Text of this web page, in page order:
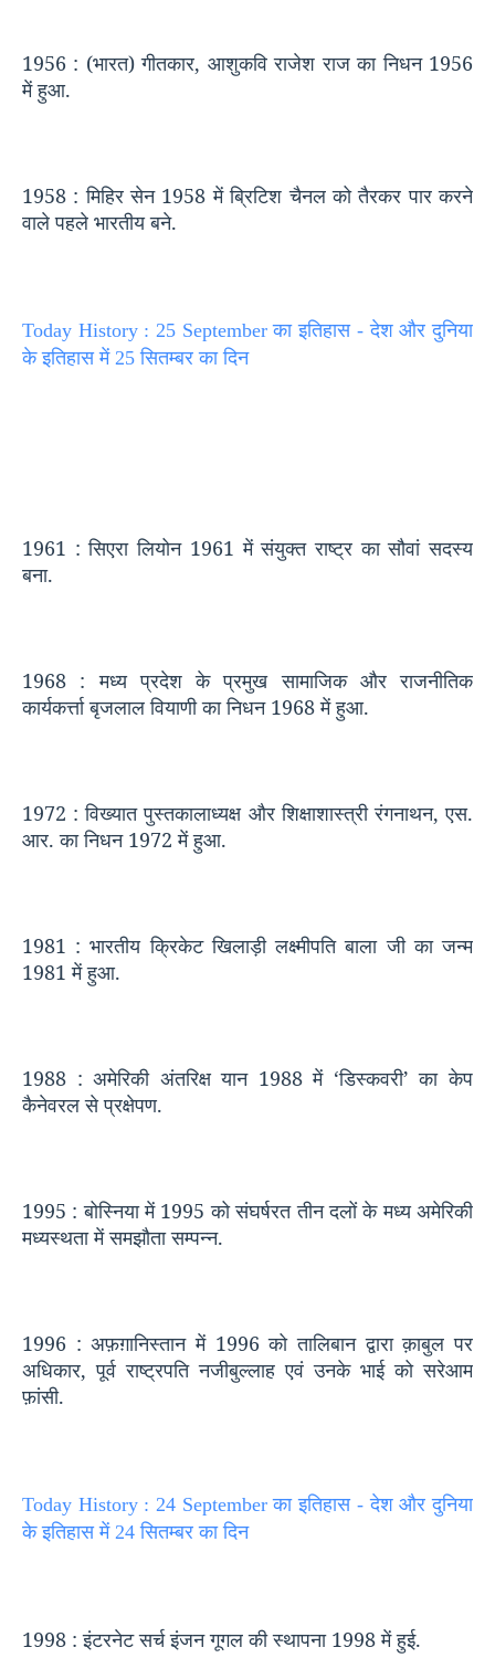
1956 : (भारत) गीतकार, आशुकवि राजेश राज का निधन 1956
में हुआ.
1958 :मिहिर सेन 1958 में ब्रिटिश चैनल को तैरकर पार करने
वाले पहले भारतीय बने.
Today History : 25 September का इतिहास - देश और दुनिया
के इतिहास में 25 सितम्बर का दिन
1961 :सिएरा लियोन 1961 में संयुक्त राष्ट्र का सौवां सदस्य
बना.
1968 :मध्य प्रदेश के प्रमुख सामाजिक और राजनीतिक
कार्यकर्त्ता बृजलाल वियाणी का निधन 1968में हुआ.
1972 :विख्यात पुस्तकालाध्यक्ष और शिक्षाशास्त्री रंगनाथन,एस.
आर. का निधन 1972 में हुआ.
1981 :भारतीय क्रिकेट खिलाड़ी लक्ष्मीपति बाला जी का जन्म
1981 में हुआ.
1988 :अमेरिकी अंतरिक्ष यान 1988में ‘डिस्कवरी’ का केप
कैनेवरल से प्रक्षेपण.
1995 :बोस्निया में 1995 को संघर्षरत तीन दलों के मध्य अमेरिकी
मध्यस्थता में समझौता सम्पन्न.
1996 :अफ़ग़ानिस्तान में 1996 को तालिबान द्वारा क़ाबुल पर
अधिकार,पूर्व राष्ट्रपति नजीबुल्लाह एवं उनके भाई को सरेआम
फ़ांसी.
Today History : 24 September का इतिहास - देश और दुनिया
के इतिहास में 24 सितम्बर का दिन
1998 :इंटरनेट सर्च इंजन गूगल की स्थापना 1998में हुई.